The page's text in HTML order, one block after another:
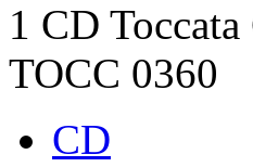
1 CD
TOCC 0360
CD